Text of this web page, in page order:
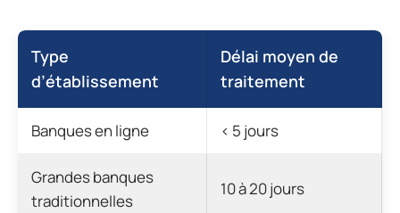
Type
d’établissement
Délai moyen de
traitement
Banques en ligne < 5 jours
Grandes banques
traditionnelles
10 à 20 jours